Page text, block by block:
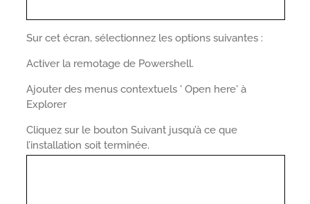
Sur cet écran, sélectionnez les options suivantes :
Activer la remotage de Powershell.
Ajouter des menus contextuels ' Open here' à
Explorer
Cliquez sur le bouton Suivant jusqu’à ce que
l’installation soit terminée.